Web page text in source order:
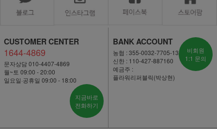
CUSTOMER CENTER
1644-4869
문자상담 010-4407-4869
월~토 09:00 - 20:00
일요일·공휴일 09:00 - 18:00
지금바로
전화하기
BANK ACCOUNT
농협 : 355-0032-7705-13
신한 : 110-427-887160
예금주 :
플라워리퍼블릭(박상현)
비회원
1:1 문의